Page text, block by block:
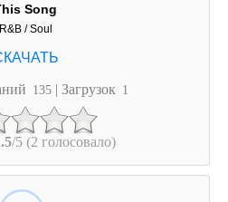
Song
R&B / Soul
135 | Загрузок 1
/5 (2 голосовало)